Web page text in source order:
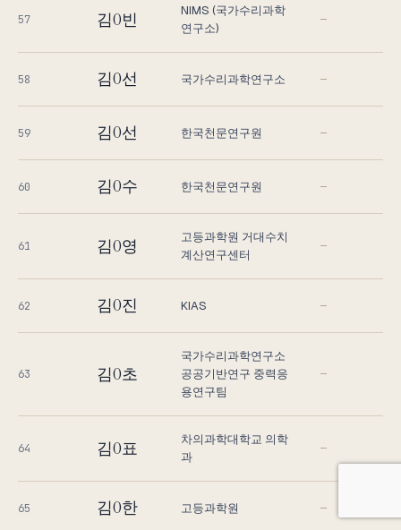
57 김O빈
NIMS (국가수리과학
연구소)
—
58 김O선 국가수리과학연구소 —
59 김O선 한국천문연구원 —
60 김O수 한국천문연구원 —
61 김O영
고등과학원 거대수치
계산연구센터
—
62 김O진 KIAS —
63 김O초
국가수리과학연구소
공공기반연구 중력응
용연구팀
—
64 김O표
차의과학대학교 의학
과
—
65 김O한 고등과학원 —